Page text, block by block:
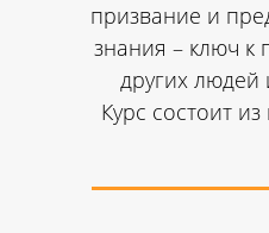
призвание и
знания – ключ к
других людей
Курс состоит